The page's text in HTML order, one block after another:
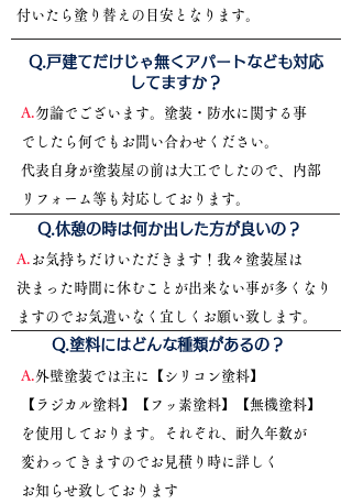
付いたら 塗り替えの目安となります。
​Q.戸建てだけじゃ無くアパートなども対応
してますか？
A.勿論でございます。塗装・防水に関する事
でしたら何でもお問い合わせください。
代表自身が塗装屋の前は大工でしたので、内部
リフォーム等も対応しております。
​Q.休憩の時は何か出した方が良いの？
A. お気持ちだけいただきます！我々塗装屋は
決まった時間に休むことが出来ない事が多くなり
ますのでお気遣いなく宜しくお願い致します。
​Q.塗料にはどんな種類があるの？
A.外壁塗装では主に【シリコン塗料】
【ラジカル塗料】【フッ素塗料】【無機塗料】
を使用しております。それぞれ、耐久年数が
変わってきますのでお見積り時に詳しく
お知らせ致しております